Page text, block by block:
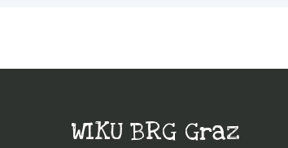
WIKU BRG Graz